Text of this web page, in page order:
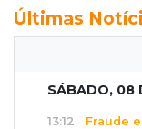
Últimas
SÁBADO, 08
13:12 Fraude